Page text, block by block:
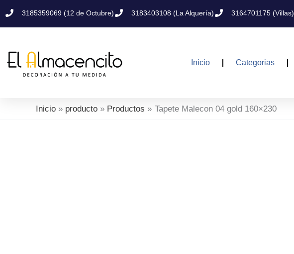
al
3185359069 (12 de Octubre) 3183403108 (La Alquería) 3164701175 (Villas)
Inicio Categorias
Inicio producto Productos Tapete Malecon 04 gold 160×230